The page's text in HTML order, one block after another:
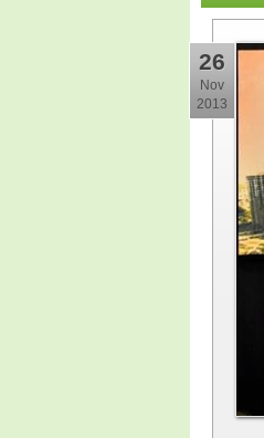
26
Nov
2013